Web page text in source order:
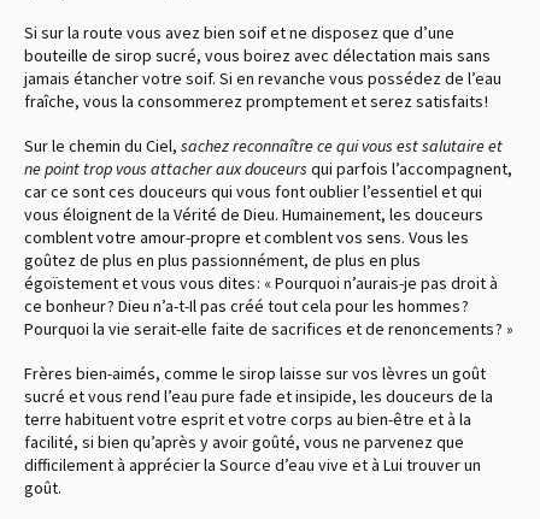
Si sur la route vous avez bien soif et ne disposez que d’une
bouteille de sirop sucré, vous boirez avec délectation mais sans
jamais étancher votre soif. Si en revanche vous possédez de l’eau
fraîche, vous la consommerez promptement et serez satisfaits !
Sur le chemin du Ciel, sachez reconnaître ce qui vous est salutaire et
ne point trop vous attacher aux douceurs qui parfois l’accompagnent,
car ce sont ces douceurs qui vous font oublier l’essentiel et qui
vous éloignent de la Vérité de Dieu. Humainement, les douceurs
comblent votre amour-propre et comblent vos sens. Vous les
goûtez de plus en plus passionnément, de plus en plus
égoïstement et vous vous dites : « Pourquoi n’aurais-je pas droit à
ce bonheur ? Dieu n’a-t-Il pas créé tout cela pour les hommes ?
Pourquoi la vie serait-elle faite de sacrifices et de renoncements ? »
Frères bien-aimés, comme le sirop laisse sur vos lèvres un goût
sucré et vous rend l’eau pure fade et insipide, les douceurs de la
terre habituent votre esprit et votre corps au bien-être et à la
facilité, si bien qu’après y avoir goûté, vous ne parvenez que
difficilement à apprécier la Source d’eau vive et à Lui trouver un
goût.